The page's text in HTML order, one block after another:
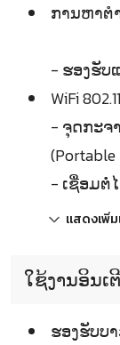
ການຫາຕ
- ຮອງຮັບ
WiFi
- ຈຸດກະຈ
- ເຊື່ອມຕໍ່
แสดงเพิ่ม
ໃຊ້ງານອິນເ
ຮອງຮັບບາ